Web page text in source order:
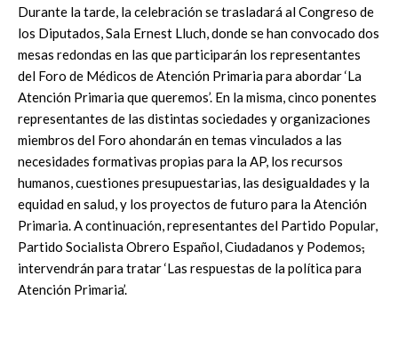
Durante la tarde, la celebración se trasladará al Congreso de
los Diputados, Sala Ernest Lluch, donde se han convocado dos
mesas redondas en las que participarán los representantes
del Foro de Médicos de Atención Primaria para abordar ‘La
Atención Primaria que queremos’. En la misma, cinco ponentes
representantes de las distintas sociedades y organizaciones
miembros del Foro ahondarán en temas vinculados a las
necesidades formativas propias para la AP, los recursos
humanos, cuestiones presupuestarias, las desigualdades y la
equidad en salud, y los proyectos de futuro para la Atención
Primaria. A continuación, representantes del Partido Popular,
Partido Socialista Obrero Español, Ciudadanos y Podemos,
intervendrán para tratar ‘Las respuestas de la política para
Atención Primaria’.